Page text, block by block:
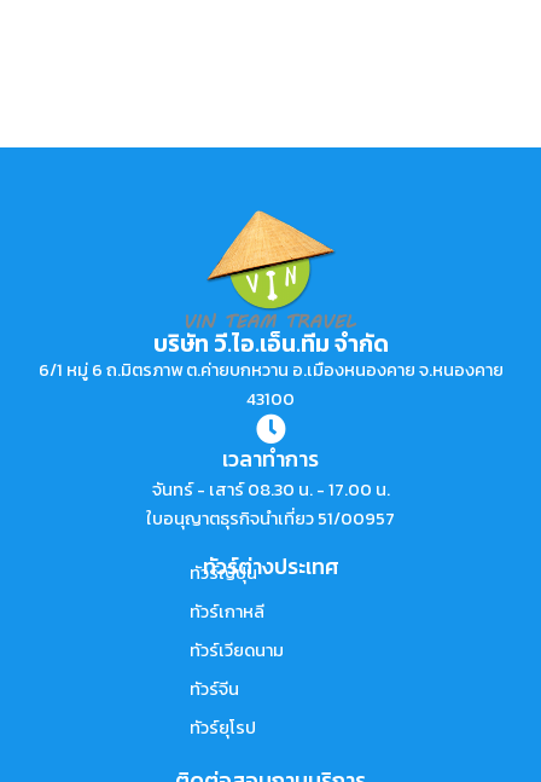
บริษัท วี.ไอ.เอ็น.ทีม จำกัด
6/1 หมู่ 6 ถ.มิตรภาพ ต.ค่ายบกหวาน อ.เมืองหนองคาย จ.หนองคาย
43100
เวลาทำการ
จันทร์ - เสาร์ 08.30 น. - 17.00 น.
ใบอนุญาตธุรกิจนำเที่ยว 51/00957
ทัวร์ต่างประเทศ
ทัวร์ญี่ปุ่น
ทัวร์เกาหลี
ทัวร์เวียดนาม
ทัวร์จีน
ทัวร์ยุโรป